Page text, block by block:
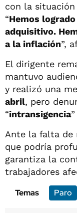
con la
“Hemos
adquisitivo.
a la inflación”,
El dirigente
mantuvo
y realizó una
abril, pero
“intransigencia
Ante la falta de
que podría
garantiza la
trabajadores
Temas
Paro